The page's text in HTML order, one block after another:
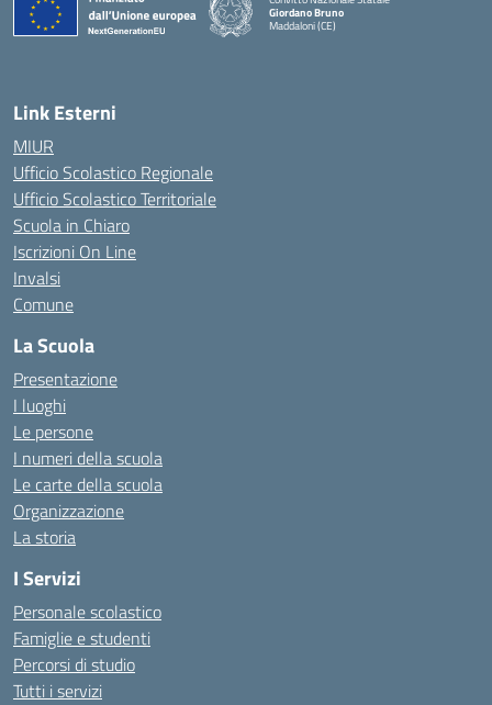
Giordano Bruno
Maddaloni (CE)
Link Esterni
MIUR
Ufficio Scolastico Regionale
Ufficio Scolastico Territoriale
Scuola in Chiaro
Iscrizioni On Line
Invalsi
Comune
La Scuola
Presentazione
I luoghi
Le persone
I numeri della scuola
Le carte della scuola
Organizzazione
La storia
I Servizi
Personale scolastico
Famiglie e studenti
Percorsi di studio
Tutti i servizi